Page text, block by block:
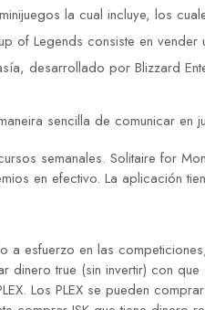
la cual incluye, los
of Legends consiste en
desarrollado por Blizzard
sencilla de comunicar en
semanales. Solitaire for
en efectivo. La aplicación
a esfuerzo en las
true (sin invertir) con
Los PLEX se pueden